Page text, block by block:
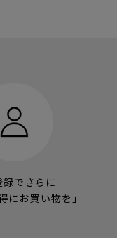
でさらに
にお買い物を」